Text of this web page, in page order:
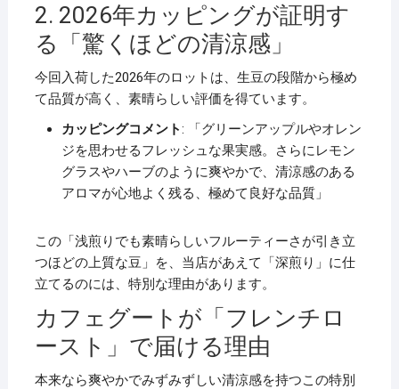
2. 2026年カッピングが証明す
る「驚くほどの清涼感」
今回入荷した2026年のロットは、生豆の段階から極め
て品質が高く、素晴らしい評価を得ています。
カッピングコメント: 「グリーンアップルやオレン
ジを思わせるフレッシュな果実感。さらにレモン
グラスやハーブのように爽やかで、清涼感のある
アロマが心地よく残る、極めて良好な品質」
この「浅煎りでも素晴らしいフルーティーさが引き立
つほどの上質な豆」を、当店があえて「深煎り」に仕
立てるのには、特別な理由があります。
カフェグートが「フレンチロ
ースト」で届ける理由
本来なら爽やかでみずみずしい清涼感を持つこの特別